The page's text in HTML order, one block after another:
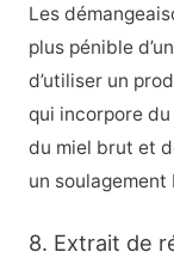
Les
plus pénible
d’utiliser un
qui incorpore
du miel brut et
un soulagement
8. Extrait de